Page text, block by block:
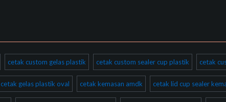
cetak custom gelas plastik cetak custom sealer cup plastik cetak
cetak gelas plastik oval cetak kemasan amdk cetak lid cup sealer